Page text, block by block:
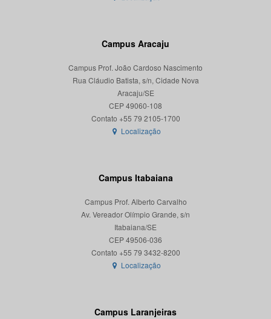
Campus Aracaju
Campus Prof. João Cardoso Nascimento
Rua Cláudio Batista, s/n, Cidade Nova
Aracaju/SE
CEP 49060-108
Localização
Campus Itabaiana
Campus Prof. Alberto Carvalho
Av. Vereador Olímpio Grande, s/n
Itabaiana/SE
CEP 49506-036
Localização
Campus Laranjeiras